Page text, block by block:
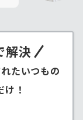
解決
たいつもの
！